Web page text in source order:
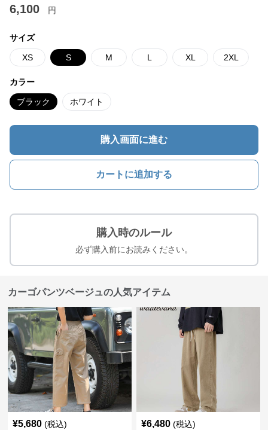
6,100 円
サイズ
XS S M L XL 2XL
カラー
ブラック ホワイト
購入画面に進む
カートに追加する
購入時のルール
必ず購入前にお読みください。
カーゴパンツベージュの人気アイテム
¥5,680 (税込) ¥6,480 (税込)